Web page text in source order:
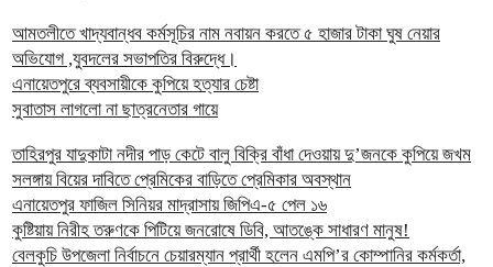
আমতলীতে খাদ্যবান্ধব কর্মসূচির নাম নবায়ন করতে ৫ হাজার টাকা ঘুষ নেয়ার
অভিযোগ ,যুবদলের সভাপতির বিরুদ্ধে।
এনায়েতপুরে ব্যবসায়ীকে কুপিয়ে হত্যার চেষ্টা
সুবাতাস লাগলো না ছাত্রনেতার গায়ে
তাহিরপুর যাদুকাটা নদীর পাড় কেটে বালু বিক্রি বাঁধা দেওয়ায় দু’জনকে কুপিয়ে জখম
সলঙ্গায় বিয়ের দাবিতে প্রেমিকের বাড়িতে প্রেমিকার অবস্থান
এনায়েতপুর ফাজিল সিনিয়র মাদ্রাসায় জিপিএ-৫ পেল ১৬
কুষ্টিয়ায় নিরীহ তরুণকে পিটিয়ে জনরোষে ডিবি, আতঙ্কে সাধারণ মানুষ!
বেলকুচি উপজেলা নির্বাচনে চেয়ারম্যান প্রার্থী হলেন এমপি’র কোম্পানির কর্মকর্তা,